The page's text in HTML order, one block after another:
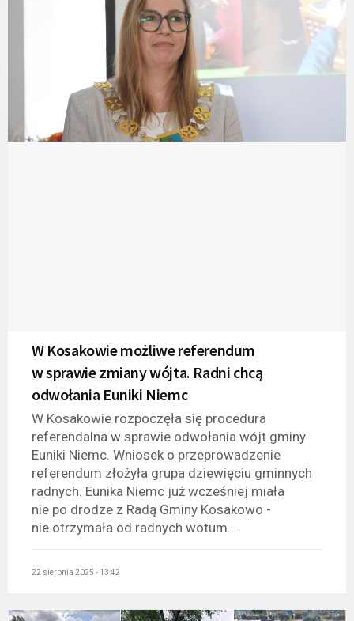
W Kosakowie możliwe referendum
w sprawie zmiany wójta. Radni chcą
odwołania Euniki Niemc
W Kosakowie rozpoczęła się procedura
referendalna w sprawie odwołania wójt gminy
Euniki Niemc. Wniosek o przeprowadzenie
referendum złożyła grupa dziewięciu gminnych
radnych. Eunika Niemc już wcześniej miała
nie po drodze z Radą Gminy Kosakowo -
nie otrzymała od radnych wotum...
22 sierpnia 2025 - 13:42